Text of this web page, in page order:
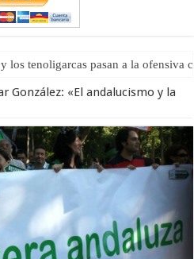
parte)
González: «El andalucismo y la